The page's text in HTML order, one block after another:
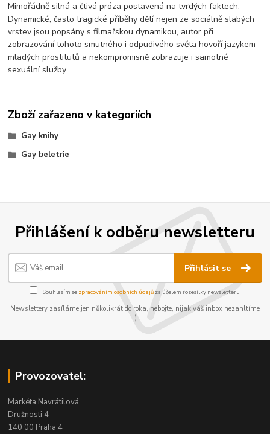
Mimořádně silná a čtivá próza postavená na tvrdých faktech.
Dynamické, často tragické příběhy dětí nejen ze sociálně slabých
vrstev jsou popsány s filmařskou dynamikou, autor při
zobrazování tohoto smutného i odpudivého světa hovoří jazykem
mladých prostitutů a nekompromisně zobrazuje i samotné
sexuální služby.
Zboží zařazeno v kategoriích
Gay knihy
Gay beletrie
Přihlášení k odběru newsletteru
Přihlásit se
Souhlasím se zpracováním osobních údajůza účelem rozesílky newsletteru.
Newslettery zasíláme jen několikrát do roka, nebojte, nijak váš inbox nezahltíme
:)
Provozovatel:
Markéta Navrátilová
Družnosti 4
140 00 Praha 4